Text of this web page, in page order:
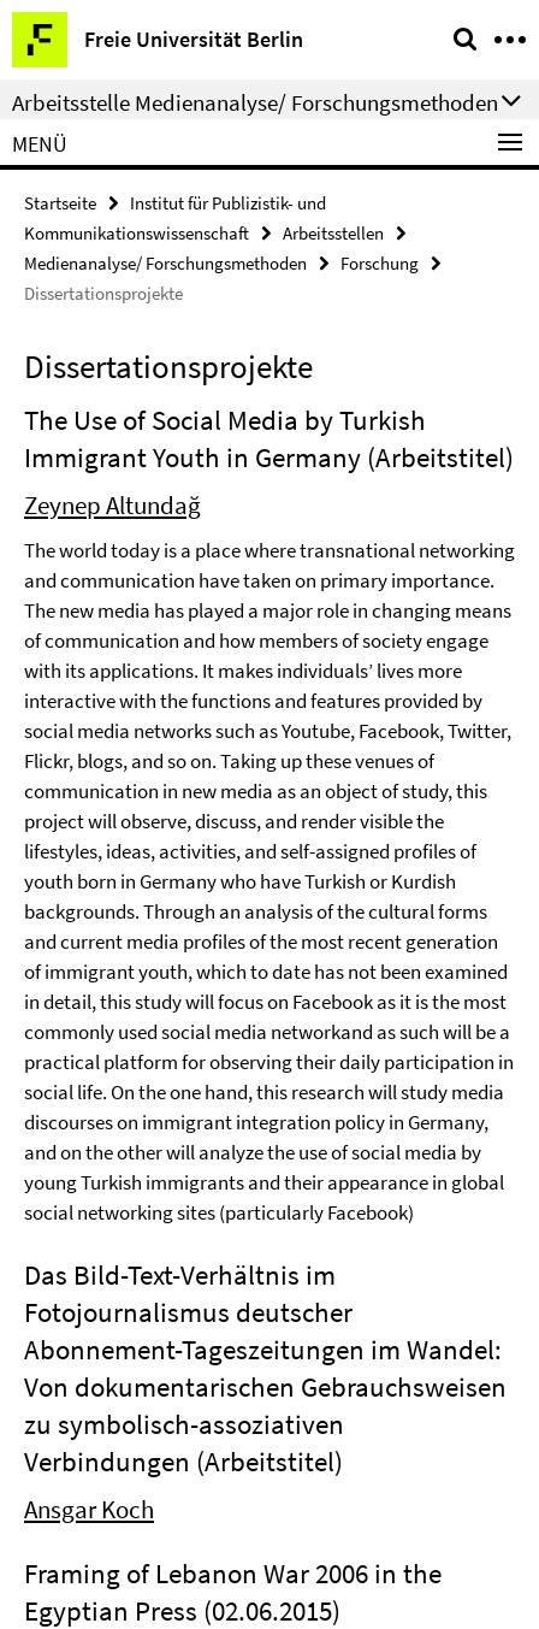
Springe
direkt
zu
Inhalt
Freie Universität Berlin
Service-
Navigation
Arbeitsstelle Medienanalyse/ Forschungsmethoden
MENÜ
Startseite
Institut für Publizistik- und
Kommunikationswissenschaft
Arbeitsstellen
Medienanalyse/ Forschungsmethoden
Forschung
Dissertationsprojekte
Dissertationsprojekte
The Use of Social Media by Turkish
Immigrant Youth in Germany (Arbeitstitel)
Zeynep Altundağ
The world today is a place where transnational networking
and communication have taken on primary importance.
The new media has played a major role in changing means
of communication and how members of society engage
with its applications. It makes individuals’ lives more
interactive with the functions and features provided by
social media networks such as Youtube, Facebook, Twitter,
Flickr, blogs, and so on. Taking up these venues of
communication in new media as an object of study, this
project will observe, discuss, and render visible the
lifestyles, ideas, activities, and self-assigned profiles of
youth born in Germany who have Turkish or Kurdish
backgrounds. Through an analysis of the cultural forms
and current media profiles of the most recent generation
of immigrant youth, which to date has not been examined
in detail, this study will focus on Facebook as it is the most
commonly used social media networkand as such will be a
practical platform for observing their daily participation in
social life. On the one hand, this research will study media
discourses on immigrant integration policy in Germany,
and on the other will analyze the use of social media by
young Turkish immigrants and their appearance in global
social networking sites (particularly Facebook)
Das Bild-Text-Verhältnis im
Fotojournalismus deutscher
Abonnement-Tageszeitungen im Wandel:
Von dokumentarischen Gebrauchsweisen
zu symbolisch-assoziativen
Verbindungen (Arbeitstitel)
Ansgar Koch
Framing of Lebanon War 2006 in the
Egyptian Press (02.06.2015)